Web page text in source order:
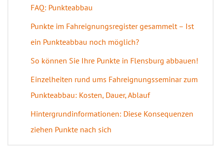
FAQ: Punkteabbau
Punkte im Fahreignungsregister gesammelt – Ist
ein Punkteabbau noch möglich?
So können Sie Ihre Punkte in Flensburg abbauen!
Einzelheiten rund ums Fahreignungsseminar zum
Punkteabbau: Kosten, Dauer, Ablauf
Hintergrundinformationen: Diese Konsequenzen
ziehen Punkte nach sich